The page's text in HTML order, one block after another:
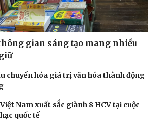
gian sáng tạo mang nhiều
chuyển hóa giá trị văn hóa thành động
Nam xuất sắc giành 8 HCV tại cuộc
quốc tế